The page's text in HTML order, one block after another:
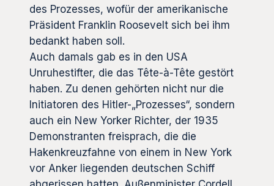
des Prozesses, wofür der amerikanische
Präsident Franklin Roosevelt sich bei ihm
bedankt haben soll.
Auch damals gab es in den USA
Unruhestifter, die das Tête-à-Tête gestört
haben. Zu denen gehörten nicht nur die
Initiatoren des Hitler-„Prozesses“, sondern
auch ein New Yorker Richter, der 1935
Demonstranten freisprach, die die
Hakenkreuzfahne von einem in New York
vor Anker liegenden deutschen Schiff